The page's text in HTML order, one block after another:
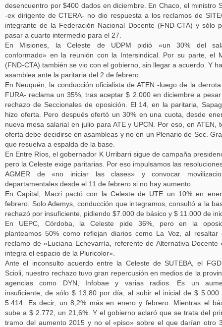
desencuentro por $400 dados en diciembre. En Chaco, el ministro
-ex dirigente de CTERA- no dio respuesta a los reclamos de
integrante de la Federación Nacional Docente (FND-CTA) y sólo
pasar a cuarto intermedio para el 27.
En Misiones, la Celeste de UDPM pidió «un 30% del
conformado» en la reunión con la Intersindical. Por su parte, el
(FND-CTA) también se vio con el gobierno, sin llegar a acuerdo. Y
asamblea ante la paritaria del 2 de febrero.
En Neuquén, la conducción oficialista de ATEN -luego de la
FURA- reclama un 35%, tras aceptar $ 2.000 en diciembre a
rechazo de Seccionales de oposición. El 14, en la paritaria,
hizo oferta. Pero después ofertó un 30% en una cuota, desde
nueva mesa salarial en julio para ATE y UPCN. Por eso, en ATEN,
oferta debe decidirse en asambleas y no en un Plenario de Sec.
que resuelva a espalda de la base.
En Entre Ríos, el gobernador K Urribarri sigue de campaña
pero la Celeste exige paritarias. Por eso impulsamos las
AGMER de «no iniciar las clases» y convocar
departamentales desde el 11 de febrero si no hay aumento.
En Capital, Macri pactó con la Celeste de UTE un 10% en
febrero. Solo Ademys, conducción que integramos, consultó a la
rechazó por insuficiente, pidiendo $7.000 de básico y $ 11.000 de
En UEPC, Córdoba, la Celeste pide 36%, pero en la
planteamos 50% como reflejan diarios como La Voz, al resaltar
reclamo de «Luciana Echevarría, referente de Alternativa Docente
integra el espacio de la Pluricolor».
Ante el inconsulto acuerdo entre la Celeste de SUTEBA, el
Scioli, nuestro rechazo tuvo gran repercusión en medios de la
agencias como DYN, Infobae y varias radios. Es un
insuficiente, de sólo $ 13,80 por día, al subir el inicial de $ 5.000
5.414. Es decir, un 8,2% más en enero y febrero. Mientras el
sube a $ 2.772, un 21,6%. Y el gobierno aclaró que se trata del
tramo del aumento 2015 y no el «piso» sobre el que darían otro